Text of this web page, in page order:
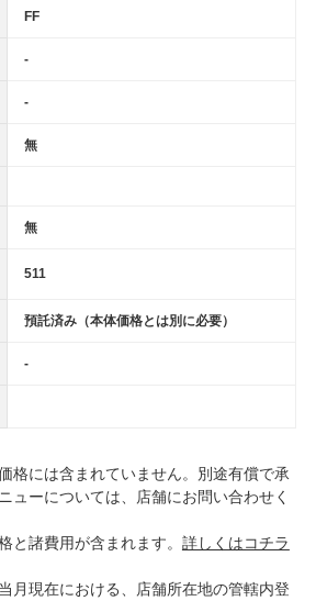
FF
-
-
無
無
511
預託済み（本体価格とは別に必要）
-
格には含まれていません。別途有償で承
ューについては、店舗にお問い合わせく
と諸費用が含まれます。 詳しくはコチラ
月現在における、店舗所在地の管轄内登